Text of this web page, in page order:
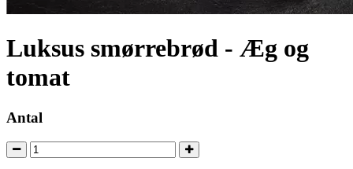
Luksus smørrebrød - Æg og
tomat
Antal